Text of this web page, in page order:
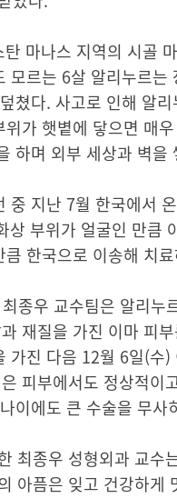
마나스 지역의 시골
모르는 6살 알리누르
쳤다. 사고로 인해 알
가 햇볕에 닿으면 매
하며 외부 세상과 벽을
중 지난 7월 한국에서
상 부위가 얼굴인 만큼
한국으로 이송해 치
종우 교수팀은 알리
재질을 가진 이마 피
가진 다음 12월 6일(
피부에서도 정상적
이에도 큰 수술을 무
최종우 성형외과 교
아픔은 잊고 건강하